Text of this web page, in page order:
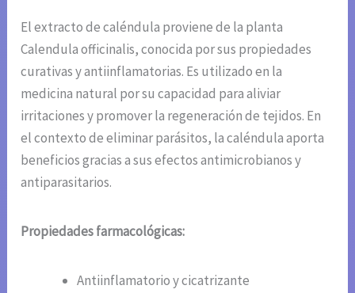
El extracto de caléndula proviene de la planta
Calendula officinalis, conocida por sus propiedades
curativas y antiinflamatorias. Es utilizado en la
medicina natural por su capacidad para aliviar
irritaciones y promover la regeneración de tejidos. En
el contexto de eliminar parásitos, la caléndula aporta
beneficios gracias a sus efectos antimicrobianos y
antiparasitarios.
Propiedades farmacológicas:
Antiinflamatorio y cicatrizante